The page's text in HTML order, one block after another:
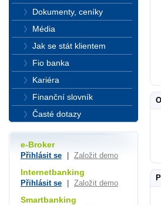
Dokumenty, ceníky
Média
Jak se stát klientem
Fio banka
Kariéra
Finanční slovník
Časté dotazy
e-Broker
Přihlásit se Založit demo
Internetbanking
Přihlásit se Založit demo
Smartbanking